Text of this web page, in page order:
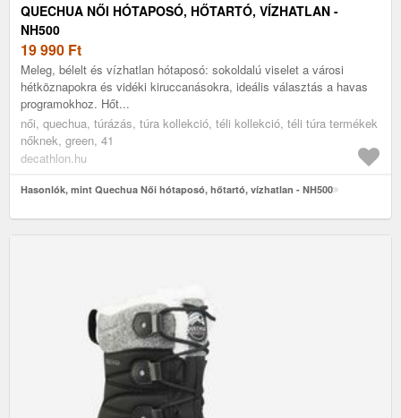
QUECHUA NŐI HÓTAPOSÓ, HŐTARTÓ, VÍZHATLAN -
NH500
19 990 Ft
Meleg, bélelt és vízhatlan hótaposó: sokoldalú viselet a városi
hétköznapokra és vidéki kiruccanásokra, ideális választás a havas
programokhoz. Hőt...
női, quechua, túrázás, túra kollekció, téli kollekció, téli túra termékek
nőknek, green, 41
decathlon.hu
Hasonlók, mint Quechua Női hótaposó, hőtartó, vízhatlan - NH500